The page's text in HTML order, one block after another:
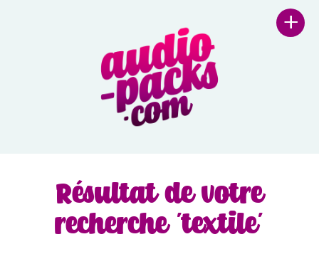
Résultat de votre
recherche 'textile'
+